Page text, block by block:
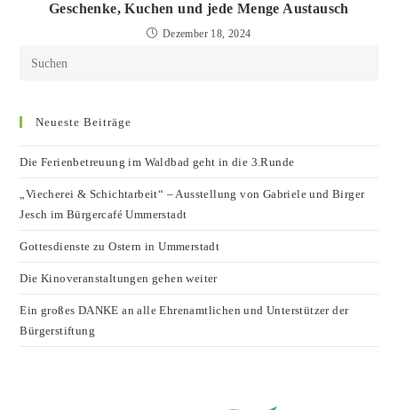
Geschenke, Kuchen und jede Menge Austausch
Dezember 18, 2024
Neueste Beiträge
Die Ferienbetreuung im Waldbad geht in die 3.Runde
„Viecherei & Schichtarbeit“ – Ausstellung von Gabriele und Birger
Jesch im Bürgercafé Ummerstadt
Gottesdienste zu Ostern in Ummerstadt
Die Kinoveranstaltungen gehen weiter
Ein großes DANKE an alle Ehrenamtlichen und Unterstützer der
Bürgerstiftung